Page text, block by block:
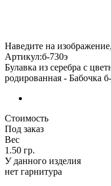
Наведите на
Артикул:б-730э
Булавка из серебра с
родированная - Бабочка
Стоимость
Под заказ
Вес
1.50 гр.
У данного изделия
нет гарнитура